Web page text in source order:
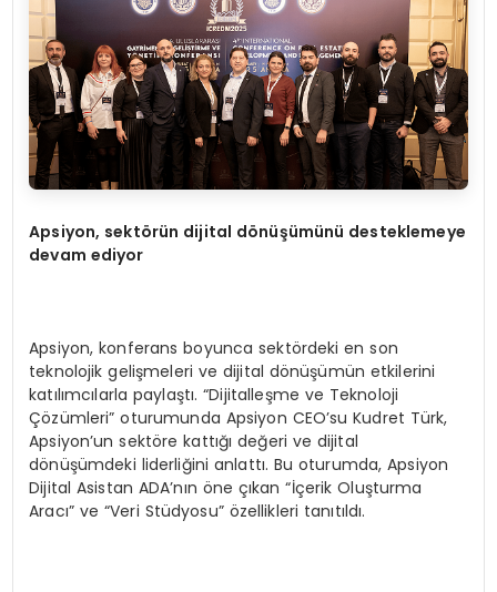
Apsiyon, sektörün dijital dönüşümünü desteklemeye
devam ediyor
Apsiyon, konferans boyunca sektördeki en son
teknolojik gelişmeleri ve dijital dönüşümün etkilerini
katılımcılarla paylaştı. “Dijitalleşme ve Teknoloji
Çözümleri” oturumunda Apsiyon CEO’su Kudret Türk,
Apsiyon’un sektöre kattığı değeri ve dijital
dönüşümdeki liderliğini anlattı. Bu oturumda, Apsiyon
Dijital Asistan ADA’nın öne çıkan “İçerik Oluşturma
Aracı” ve “Veri Stüdyosu” özellikleri tanıtıldı.